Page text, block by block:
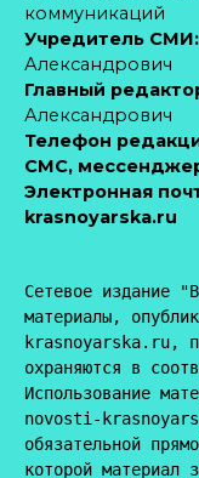
коммуникаций
Учредитель СМИ:
Александрович
Главный
Александрович
Телефон
CМС,
Электронная
krasnoyarska.ru
Сетевое издание
материалы,
krasnoyarska.ru,
охраняются в
Использование
novosti-
обязательной
которой материал